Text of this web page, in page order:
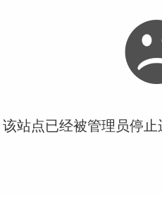
站点已经被管理员停